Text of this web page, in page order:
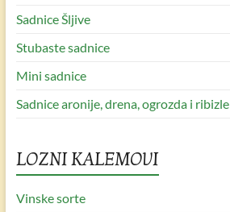
Sadnice Šljive
Stubaste sadnice
Mini sadnice
Sadnice aronije, drena, ogrozda i ribizle
LOZNI KALEMOVI
Vinske sorte